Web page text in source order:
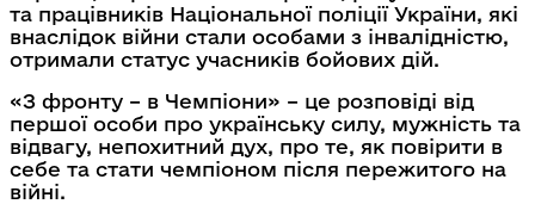
та працівників Національної поліції України, які
внаслідок війни стали особами з інвалідністю,
отримали статус учасників бойових дій.
«З фронту – в Чемпіони» – це розповіді від
першої особи про українську силу, мужність та
відвагу, непохитний дух, про те, як повірити в
себе та стати чемпіоном після пережитого на
війні.